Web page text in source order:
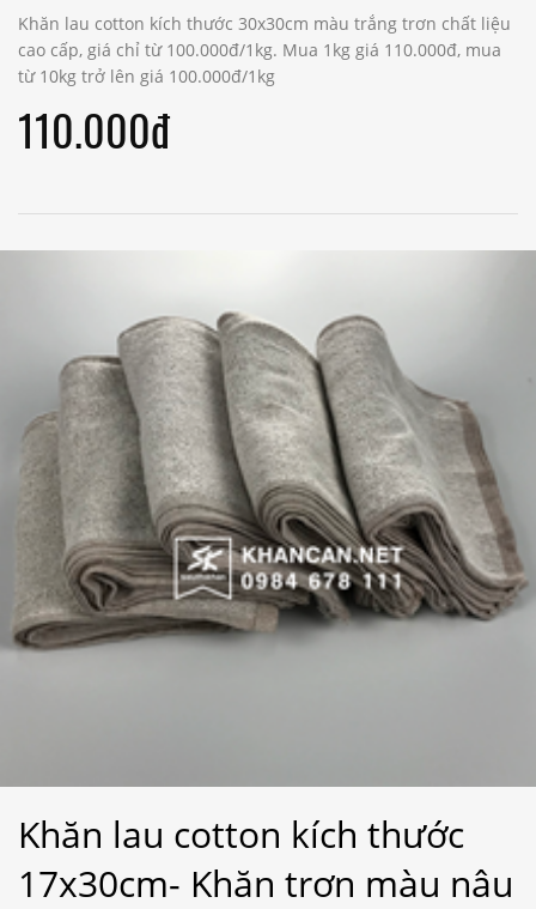
Khăn lau cotton kích thước 30x30cm màu trắng trơn chất liệu
cao cấp, giá chỉ từ 100.000đ/1kg. Mua 1kg giá 110.000đ, mua
từ 10kg trở lên giá 100.000đ/1kg
110.000đ
Khăn lau cotton kích thước
17x30cm- Khăn trơn màu nâu